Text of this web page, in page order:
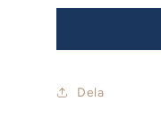
Dela